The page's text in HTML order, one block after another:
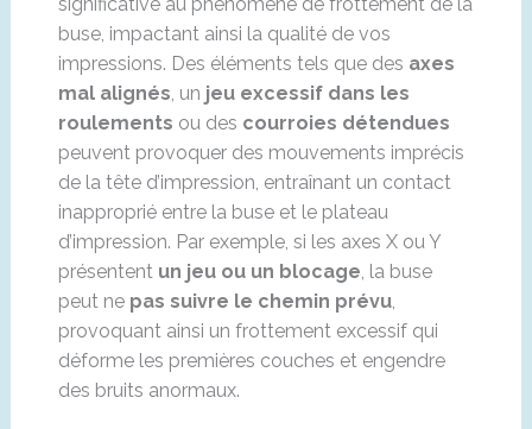
buse, impactant ainsi la qualité de vos
impressions. Des éléments tels que des axes
mal alignés , un jeu excessif dans les
roulements ou des courroies détendues
peuvent provoquer des mouvements imprécis
de la tête d’impression, entraînant un contact
inapproprié entre la buse et le plateau
d’impression. Par exemple, si les axes X ou Y
présentent un jeu ou un blocage , la buse
peut ne pas suivre le chemin prévu,
provoquant ainsi un frottement excessif qui
déforme les premières couches et engendre
des bruits anormaux.